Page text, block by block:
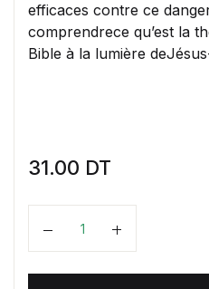
efficaces contre ce
comprendrece qu’est la
Bible à la lumière
31.00 DT
Quantité